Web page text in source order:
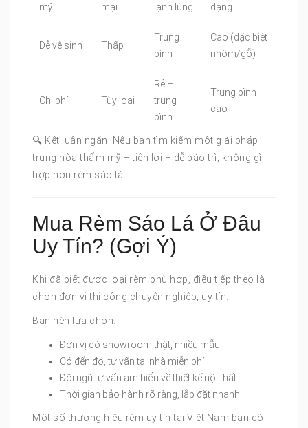
mỹ
mại
lạnh lùng
dạng
Dễ vệ sinh Thấp
Trung
bình
Cao (đặc biệt
nhôm/gỗ)
Chi phí Tùy loại
Rẻ –
trung
bình
Trung bình –
cao
🔍 Kết luận ngắn: Nếu bạn tìm kiếm một giải pháp
trung hòa thẩm mỹ – tiện lợi – dễ bảo trì, không gì
hợp hơn rèm sáo lá.
Mua Rèm Sáo Lá Ở Đâu
Uy Tín? (Gợi Ý)
Khi đã biết được loại rèm phù hợp, điều tiếp theo là
chọn đơn vị thi công chuyên nghiệp, uy tín.
Bạn nên lựa chọn:
Đơn vị có showroom thật, nhiều mẫu
Có đến đo, tư vấn tại nhà miễn phí
Đội ngũ tư vấn am hiểu về thiết kế nội thất
Thời gian bảo hành rõ ràng, lắp đặt nhanh
Một số thương hiệu rèm uy tín tại Việt Nam bạn có